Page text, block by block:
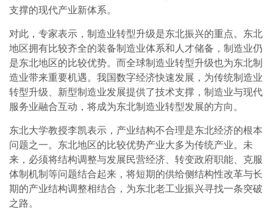
支撑的现代产业新体系。
对此，专家表示，制造业转型升级是东北振兴的重点。东北
地区拥有比较齐全的装备制造业体系和人才储备，制造业仍
是东北地区的比较优势。而全球制造业转型升级也为东北制
造业带来重要机遇。我国数字经济快速发展，为传统制造业
转型升级、新型制造业发展提供了技术支撑，制造业与现代
服务业融合互动，将成为东北制造业转型发展的方向。
东北大学教授李凯表示，产业结构不合理是东北经济的根本
问题之一。东北地区的比较优势产业大多为传统产业。未
来，必须将结构调整与发展民营经济、转变政府职能、克服
体制机制等问题结合起来，将短期的供给侧结构性改革与长
期的产业结构调整相结合，为东北老工业振兴寻找一条突破
之路。